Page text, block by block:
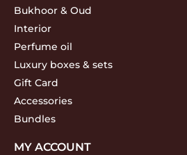
Bukhoor & Oud
Interior
Perfume oil
Luxury boxes & sets
Gift Card
Accessories
Bundles
MY ACCOUNT